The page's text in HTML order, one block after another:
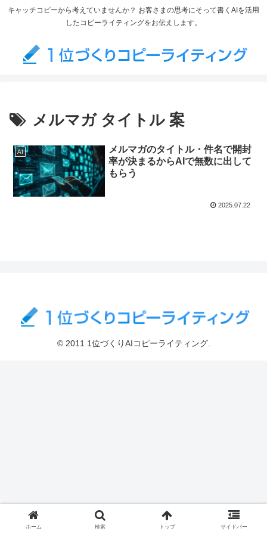
キャッチコピーから考えていませんか？ お客さまの思考にそって書くAIを活用
したコピーライティングをお伝えします。
メルマガ タイトル 案
AI
メルマガのタイトル・件名で開封
率が決まるからAIで無数に出して
もらう
2025.07.22
© 2011 1位づくりAIコピーライティング.
ホーム 検索 トップ サイドバー